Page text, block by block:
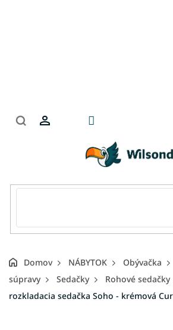
Domov NÁBYTOK Obývačka
súpravy
Sedačky Rohové sedačky
rozkladacia sedačka Soho - krémová